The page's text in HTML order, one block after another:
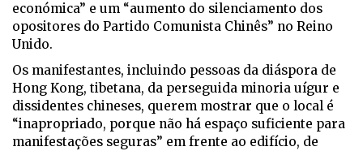
económica” e um “aumento do silenciamento dos
opositores do Partido Comunista Chinês” no Reino
Unido.
Os manifestantes, incluindo pessoas da diáspora de
Hong Kong, tibetana, da perseguida minoria uígur e
dissidentes chineses, querem mostrar que o local é
“inapropriado, porque não há espaço suficiente para
manifestações seguras” em frente ao edifício, de